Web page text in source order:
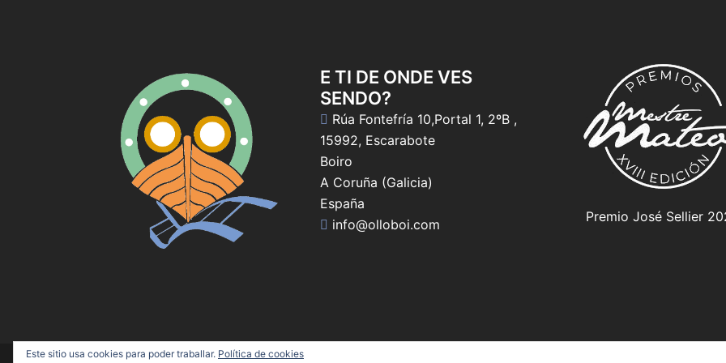
E TI DE ONDE VES
SENDO?
Rúa Fontefría 10,Portal 1, 2ºB ,
15992, Escarabote
Boiro
A Coruña (Galicia)
España
info@olloboi.com
Premio José Sellier
Este sitio usa cookies para poder traballar. Política de cookies